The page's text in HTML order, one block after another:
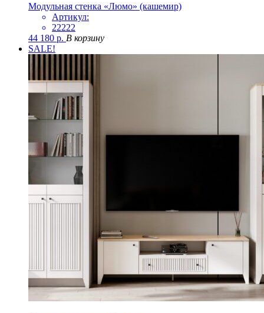
Модульная стенка «Люмо» (кашемир)
Артикул:
22222
44 180 р. В корзину
SALE!